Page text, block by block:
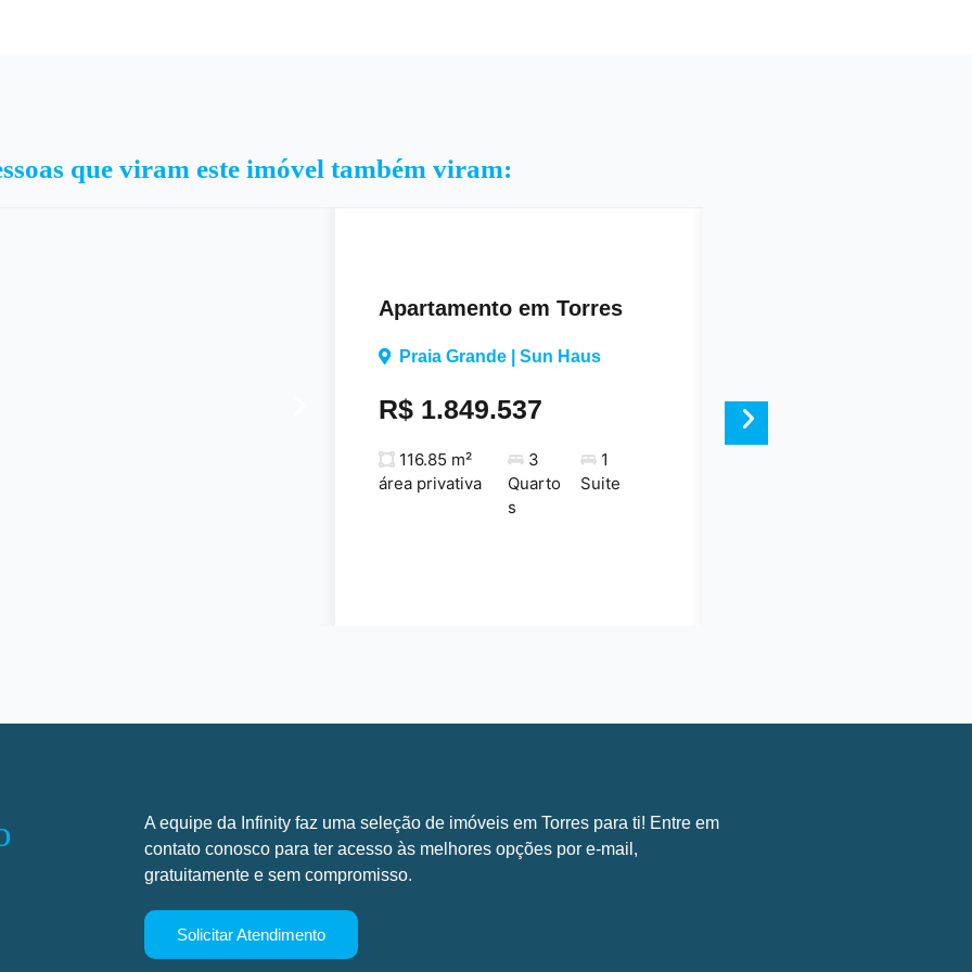
que viram este imóvel também viram:
Apartamento em Torres
Praia Grande | Sun Haus
R$ 1.849.537
116.85 m²
área privativa
3
Quarto
s
1
Suite
A equipe da Infinity faz uma seleção de imóveis em Torres para ti! Entre em
contato conosco para ter acesso às melhores opções por e-mail,
gratuitamente e sem compromisso.
Solicitar Atendimento